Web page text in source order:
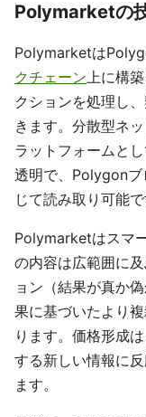
Polymarketの
Polymarketは
クチェーン上に構
クションを処理し
きます。分散型ネ
ラットフォームと
透明で、Polygonブ
じて読み取り可能で
Polymarketはスマ
の内容は広範囲に
ョン（結果が真か
果に基づいたより
ります。価格形成
する新しい情報に
ます。